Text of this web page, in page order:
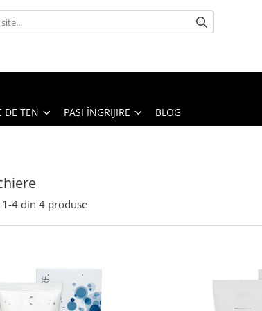
DE TEN PAȘI ÎNGRIJIRE BLOG
1-4 din 4 produse